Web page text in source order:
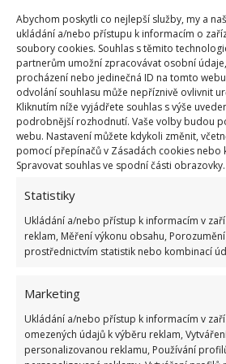
Abychom poskytli co nejlepší služby, my a
ukládání a/nebo přístupu k informacím o
soubory cookies. Souhlas s těmito
partnerům umožní zpracovávat osobní
procházení nebo jedinečná ID na tomto
odvolání souhlasu může nepříznivě ovlivnit
Kliknutím níže vyjádřete souhlas s výše
podrobnější rozhodnutí. Vaše volby budou
webu. Nastavení můžete kdykoli změnit,
pomocí přepínačů v Zásadách cookies nebo
Spravovat souhlas ve spodní části obrazovky.
Statistiky
Ukládání a/nebo přístup k informacím v
reklam, Měření výkonu obsahu,
prostřednictvím statistik nebo kombinací
Marketing
Ukládání a/nebo přístup k informacím v
omezených údajů k výběru reklam,
personalizovanou reklamu, Používání
rodiny. Projekt rodinu vlastně
Dospívající děti obvykle nerady
v tomto případě, kdy má každá
zázemí, je to jedinečné řešení.
pospolu, ale nemusejí.
Vstupem do této nové, společné
rodina naučila novým způsobům
nejen s přírodou, přáteli, ale i
Na BydlímeÚtulně jsme napsali
bydlících vedle sebe, i ony si
domky.